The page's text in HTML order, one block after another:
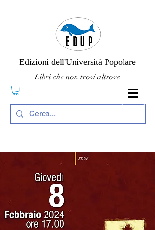
Edizioni dell'Università Popolare
Libri che non trovi altrove